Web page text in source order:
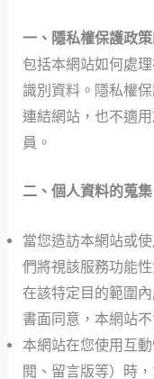
一、隱私權保護政
包括本網站如何處
識別資料。隱私權
連結網站，也不適
員。
二、個人資料的蒐
當您造訪本網站或
們將視該服務功能
在該特定目的範圍
書面同意，本網站
本網站在您使用互
閱、留言版等）時